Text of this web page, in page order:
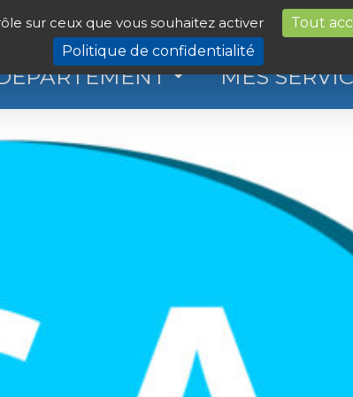
sur ceux que vous souhaitez activer Tout
Politique de confidentialité
MES